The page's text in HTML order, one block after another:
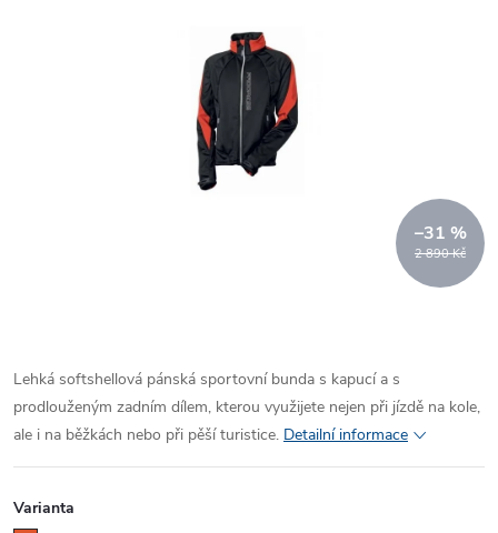
2 890 Kč
–31 %
Lehká softshellová pánská sportovní bunda s kapucí a s
prodlouženým zadním dílem, kterou využijete nejen při jízdě na kole,
ale i na běžkách nebo při pěší turistice. Detailní informace
Varianta